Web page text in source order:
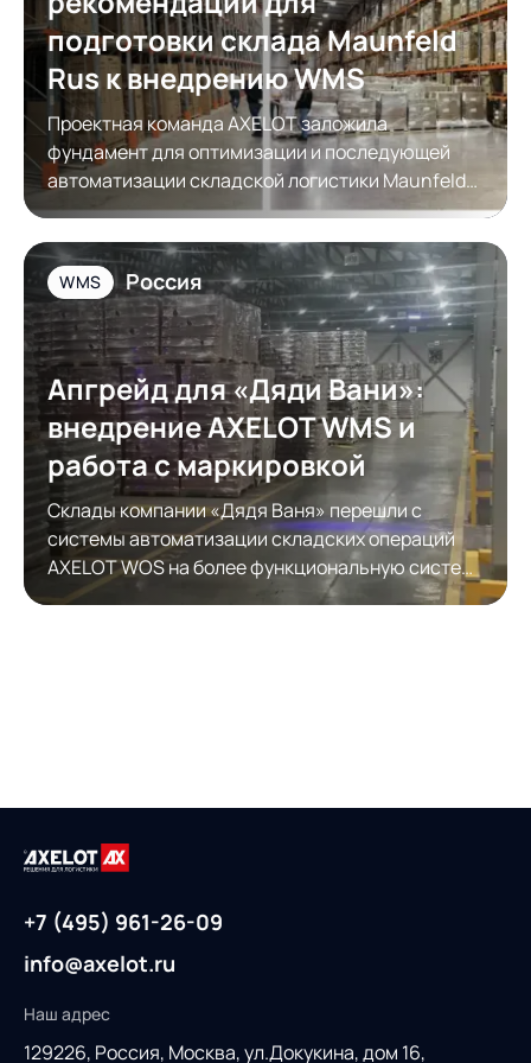
подготовки склада Maunfeld
Rus к внедрению WMS
Проектная команда AXELOT заложила
фундамент для оптимизации и последующей
автоматизации складской логистики Maunfeld
Rus
WMS Россия
Апгрейд для «Дяди Вани»:
внедрение AXELOT WMS и
работа с маркировкой
Склады компании «Дядя Ваня» перешли с
системы автоматизации складских операций
AXELOT WOS на более функциональную систему
автоматизации складской логистики AXELOT
+7 (495) 961-26-09
info@axelot.ru
Наш адрес
129226, Россия, Москва, ул.Докукина, дом 16,